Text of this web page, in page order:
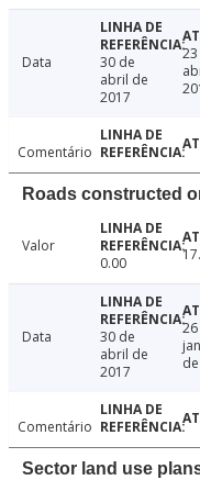
Data
30 de
abril de
2017
Comentário
Roads constructed
Valor
0.00
Data
30 de
abril de
2017
Comentário
Sector land use